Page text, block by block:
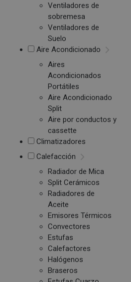
Ventiladores de
sobremesa
Ventiladores de
Suelo
Aire Acondicionado
Aires
Acondicionados
Portátiles
Aire Acondicionado
Split
Aire por conductos y
cassette
Climatizadores
Calefacción
Radiador de Mica
Split Cerámicos
Radiadores de
Aceite
Emisores Térmicos
Convectores
Estufas
Calefactores
Halógenos
Braseros